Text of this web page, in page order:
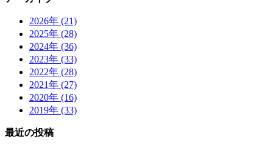
2026年 (21)
2025年 (28)
2024年 (36)
2023年 (33)
2022年 (28)
2021年 (27)
2020年 (16)
2019年 (33)
最近の投稿